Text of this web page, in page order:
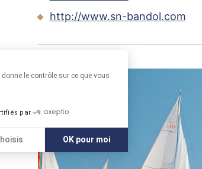
http://www.sn-bandol.com
le contrôle sur ce que vous
par
OK pour moi
: Personnalisez vos Options